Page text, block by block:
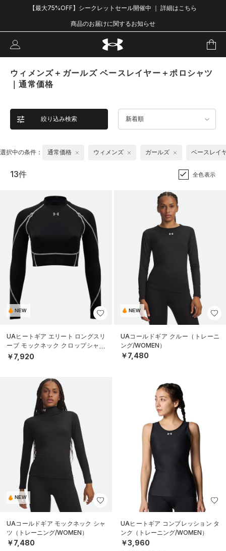
【最大75%OFF】シークレットセール開催中 ｜ 詳細はこちら
商品のお届けに関するお知らせ
ウィメンズ＋ガールズ ベースレイヤー＋ポロシャツ
｜通常価格
絞り込み検索 新着順
選択中の条件： 通常価格 ウィメンズ ガールズ ベースレイ
13件 全色表示
NEW
UAヒートギア エリート ロングスリ
ーブ モックネック クロップシャツ
（トレーニング/WOMEN）
￥7,920
NEW
UAコールドギア クルー（トレーニ
ング/WOMEN）
￥7,480
NEW
UAコールドギア モックネック シャ
ツ（トレーニング/WOMEN）
￥7,480
UAヒートギア コンプレッション タ
ンク（トレーニング/WOMEN）
￥3,960